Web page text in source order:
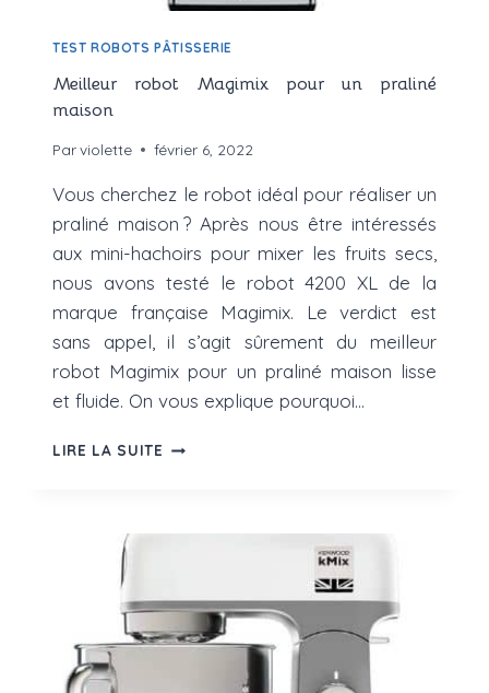
TEST ROBOTS PÂTISSERIE
Meilleur robot Magimix pour un praliné
maison
Parviolette février 6, 2022
Vous cherchez le robot idéal pour réaliser un
praliné maison ? Après nous être intéressés
aux mini-hachoirs pour mixer les fruits secs,
nous avons testé le robot 4200 XL de la
marque française Magimix. Le verdict est
sans appel, il s’agit sûrement du meilleur
robot Magimix pour un praliné maison lisse
et fluide. On vous explique pourquoi…
LIRE LA SUITE MEILLEUR
UN